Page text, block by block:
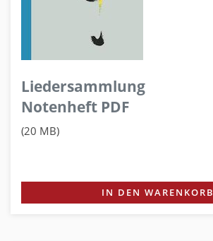
Liedersammlung
Notenheft PDF
(20 MB)
IN DEN WARENKORB